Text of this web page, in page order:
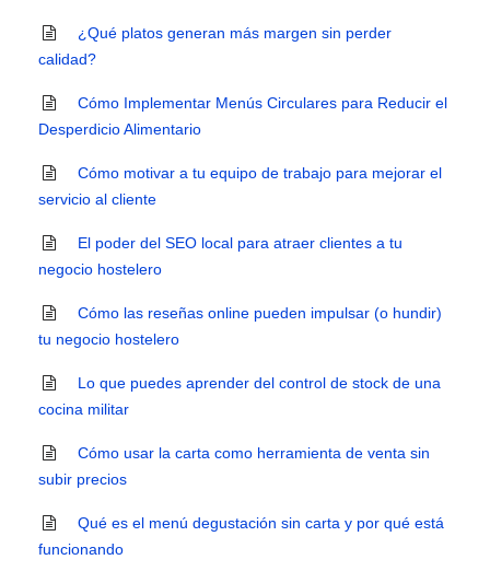
¿Qué platos generan más margen sin perder
calidad?
Cómo Implementar Menús Circulares para Reducir el
Desperdicio Alimentario
Cómo motivar a tu equipo de trabajo para mejorar el
servicio al cliente
El poder del SEO local para atraer clientes a tu
negocio hostelero
Cómo las reseñas online pueden impulsar (o hundir)
tu negocio hostelero
Lo que puedes aprender del control de stock de una
cocina militar
Cómo usar la carta como herramienta de venta sin
subir precios
Qué es el menú degustación sin carta y por qué está
funcionando